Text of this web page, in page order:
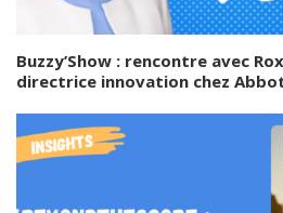
Buzzy’Show : rencontre avec
directrice innovation chez